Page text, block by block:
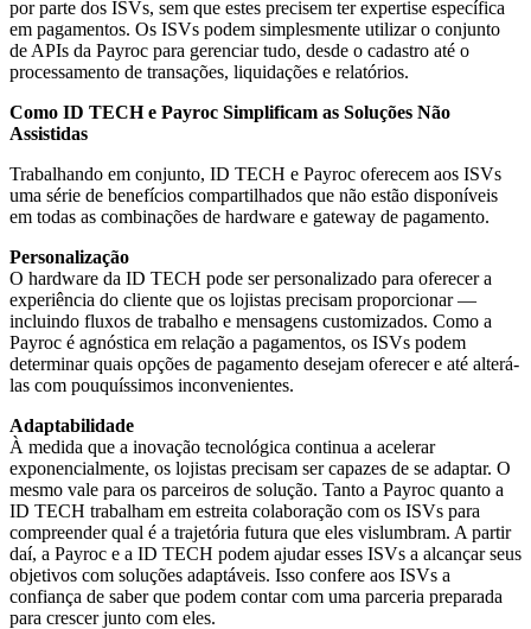
por parte dos ISVs, sem que estes precisem ter expertise específica
em pagamentos. Os ISVs podem simplesmente utilizar o conjunto
de APIs da Payroc para gerenciar tudo, desde o cadastro até o
processamento de transações, liquidações e relatórios.
Como ID TECH e Payroc Simplificam as Soluções Não
Assistidas
Trabalhando em conjunto, ID TECH e Payroc oferecem aos ISVs
uma série de benefícios compartilhados que não estão disponíveis
em todas as combinações de hardware e gateway de pagamento.
Personalização
O hardware da ID TECH pode ser personalizado para oferecer a
experiência do cliente que os lojistas precisam proporcionar —
incluindo fluxos de trabalho e mensagens customizados. Como a
Payroc é agnóstica em relação a pagamentos, os ISVs podem
determinar quais opções de pagamento desejam oferecer e até alterá-
las com pouquíssimos inconvenientes.
Adaptabilidade
À medida que a inovação tecnológica continua a acelerar
exponencialmente, os lojistas precisam ser capazes de se adaptar. O
mesmo vale para os parceiros de solução. Tanto a Payroc quanto a
ID TECH trabalham em estreita colaboração com os ISVs para
compreender qual é a trajetória futura que eles vislumbram. A partir
daí, a Payroc e a ID TECH podem ajudar esses ISVs a alcançar seus
objetivos com soluções adaptáveis. Isso confere aos ISVs a
confiança de saber que podem contar com uma parceria preparada
para crescer junto com eles.